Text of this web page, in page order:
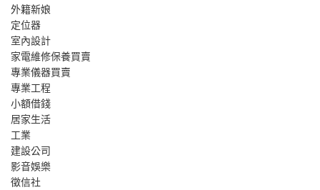
外籍新娘
定位器
室內設計
家電維修保養買賣
專業儀器買賣
專業工程
小額借錢
居家生活
工業
建設公司
影音娛樂
徵信社